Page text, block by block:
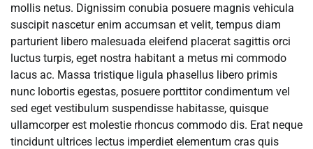
mollis netus. Dignissim conubia posuere magnis vehicula
suscipit nascetur enim accumsan et velit, tempus diam
parturient libero malesuada eleifend placerat sagittis orci
luctus turpis, eget nostra habitant a metus mi commodo
lacus ac. Massa tristique ligula phasellus libero primis
nunc lobortis egestas, posuere porttitor condimentum vel
sed eget vestibulum suspendisse habitasse, quisque
ullamcorper est molestie rhoncus commodo dis. Erat neque
tincidunt ultrices lectus imperdiet elementum cras quis